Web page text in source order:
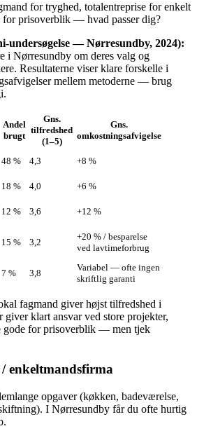
for tryghed, totalentreprise for enkelt
for prisoverblik — hvad passer dig?
— Nørresundby, 2024):
i Nørresundby om deres valg og
Resultaterne viser klare forskelle i
mellem metoderne — brug
Andel
brugt
Gns.
tilfredshed
(1–5)
Gns.
omkostningsafvigelse
48 % 4,3
+8 %
18 % 4,0
+6 %
12 % 3,6
+12 %
15 % 3,2
+20 % / besparelse
ved lavtimeforbrug
7 % 3,8
Variabel — ofte ingen
skriftlig garanti
fagmand giver højst tilfredshed i
giver klart ansvar ved store projekter,
gode for prisoverblik — men tjek
enkeltmandsfirma
opgaver (køkken, badeværelse,
I Nørresundby får du ofte hurtig